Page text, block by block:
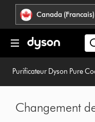
Veuillez
ou
appuyer
pour
navigation.
Déclaration
relative
à
l’accessibilité
Canada (Francais)
du
Purificateur Dyson Pure
Changement